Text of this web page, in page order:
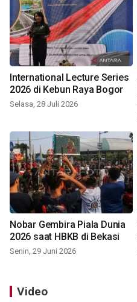
International Lecture Series
2026 di Kebun Raya Bogor
Selasa, 28 Juli 2026
Nobar Gembira Piala Dunia
2026 saat HBKB di Bekasi
Senin, 29 Juni 2026
Video